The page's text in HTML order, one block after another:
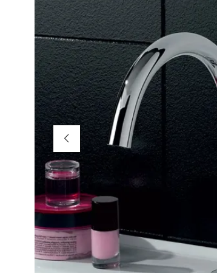
KABINOK – TÁLCÁK
TOVÁBBI TERMÉKEK
BEMUTATÓTERMÜNK KÉPEKBEN
AKCIÓS TERMÉKEK
Adatvédelem
Garancia érvényesítése
Általános Szerződési Feltételek
Szállítási információk
Copyright © 2021 .